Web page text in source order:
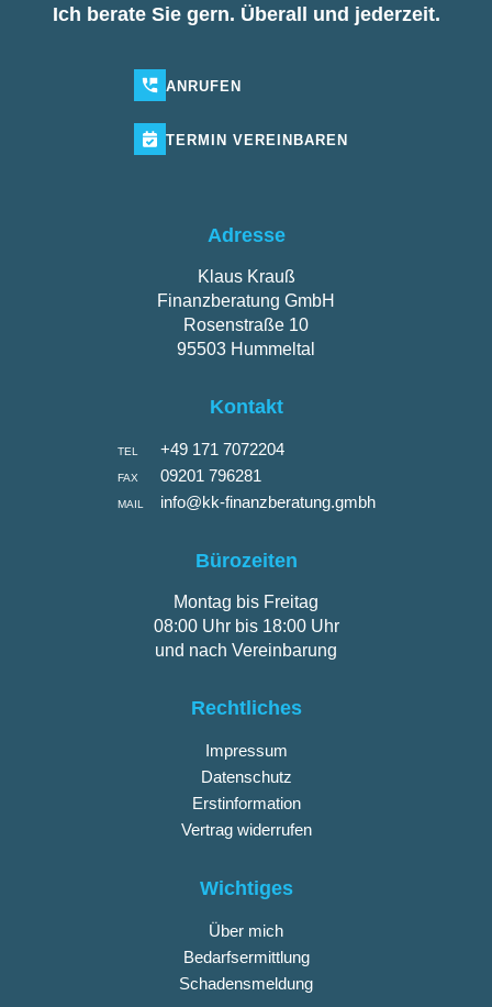
Ich berate Sie gern. Überall und jederzeit.
ANRUFEN
TERMIN VEREINBAREN
Adresse
Klaus Krauß
Finanzberatung GmbH
Rosenstraße 10
95503 Hummeltal
Kontakt
TEL +49 171 7072204
FAX 09201 796281
MAIL info@kk-finanzberatung.gmbh
Bürozeiten
Montag bis Freitag
08:00 Uhr bis 18:00 Uhr
und nach Vereinbarung
Rechtliches
Impressum
Datenschutz
Erstinformation
Vertrag widerrufen
Wichtiges
Über mich
Bedarfsermittlung
Schadensmeldung